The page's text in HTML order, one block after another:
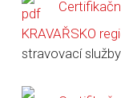
KRAVAŘSKO
stravovací služby